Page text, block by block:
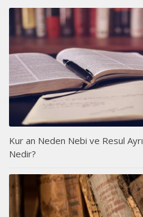
Kur an Neden Nebi ve Resul
Nedir?